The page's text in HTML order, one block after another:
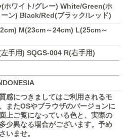
ホワイト/グレー) White/Green(ホ
ーン) Black/Red(ブラック/レッド)
M(23cm～24cm) L(25cm～
手用) SQGS-004 R(右手用)
感につきましてはご利用されるモ
またOSやブラウザのバージョンに
上ご覧になっている色と、実際の
少異なる場合がございます。予め
いませ。